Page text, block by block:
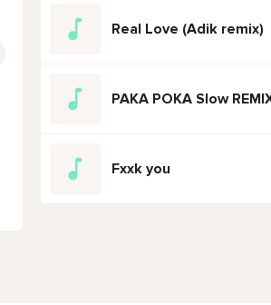
Real Love (Adik remix)
PAKA POKA Slow
Fxxk you